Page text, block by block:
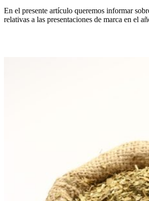
En el presente artículo queremos informar
relativas a las presentaciones de marca en el